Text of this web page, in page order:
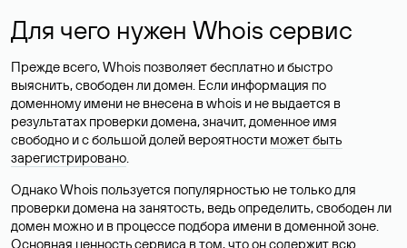
Для чего нужен Whois сервис
Прежде всего, Whois позволяет бесплатно и быстро
выяснить, свободен ли домен. Если информация по
доменному имени не внесена в whois и не выдается в
результатах проверки домена, значит, доменное имя
свободно и с большой долей вероятности может быть
зарегистрировано.
Однако Whois пользуется популярностью не только для
проверки домена на занятость, ведь определить, свободен ли
домен можно и в процессе подбора имени в доменной зоне.
Основная ценность сервиса в том, что он содержит всю